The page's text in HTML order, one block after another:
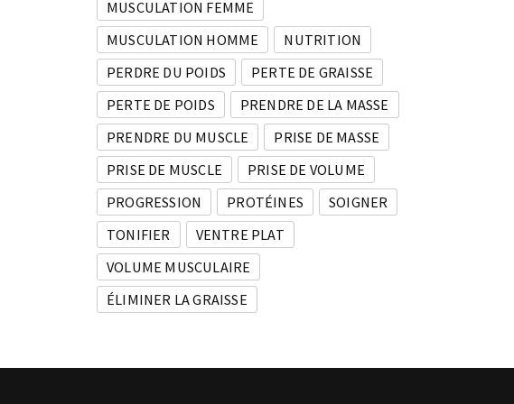
MUSCULATION FEMME
MUSCULATION HOMME
NUTRITION
PERDRE DU POIDS
PERTE DE GRAISSE
PERTE DE POIDS
PRENDRE DE LA MASSE
PRENDRE DU MUSCLE
PRISE DE MASSE
PRISE DE MUSCLE
PRISE DE VOLUME
PROGRESSION
PROTÉINES
SOIGNER
TONIFIER
VENTRE PLAT
VOLUME MUSCULAIRE
ÉLIMINER LA GRAISSE